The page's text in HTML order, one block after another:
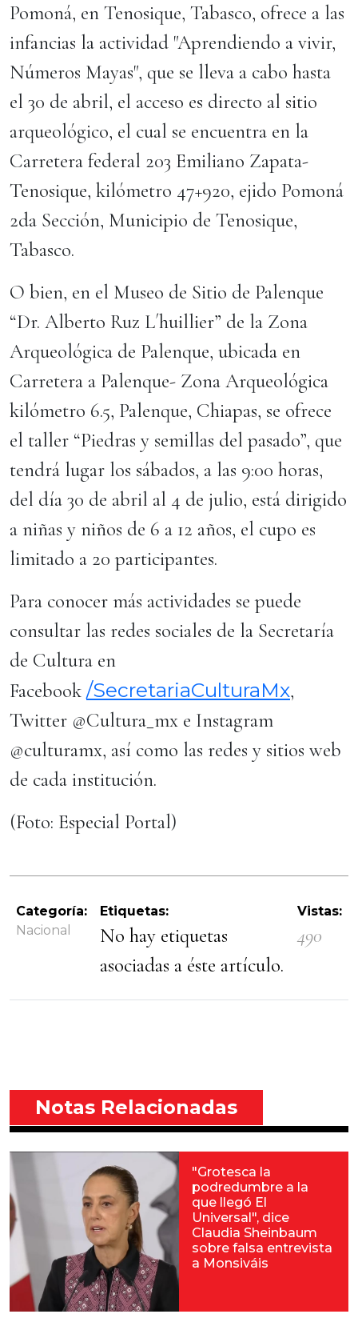
Pomoná, en Tenosique, Tabasco, ofrece a las
infancias la actividad "Aprendiendo a vivir,
Números Mayas", que se lleva a cabo hasta
el 30 de abril, el acceso es directo al sitio
arqueológico, el cual se encuentra en la
Carretera federal 203 Emiliano Zapata-
Tenosique, kilómetro 47+920, ejido Pomoná
2da Sección, Municipio de Tenosique,
Tabasco.
O bien, en el Museo de Sitio de Palenque
“Dr. Alberto Ruz L´huillier” de la Zona
Arqueológica de Palenque, ubicada en
Carretera a Palenque- Zona Arqueológica
kilómetro 6.5, Palenque, Chiapas, se ofrece
el taller “Piedras y semillas del pasado”, que
tendrá lugar los sábados, a las 9:00 horas,
del día 30 de abril al 4 de julio, está dirigido
a niñas y niños de 6 a 12 años, el cupo es
limitado a 20 participantes.
Para conocer más actividades se puede
consultar las redes sociales de la Secretaría
de Cultura en
Facebook/SecretariaCulturaMx,
Twitter @Cultura_mx e Instagram
@culturamx, así como las redes y sitios web
de cada institución.
(Foto: Especial Portal)
Categoría:
Nacional
Etiquetas:
No hay etiquetas
asociadas a éste artículo.
Vistas:
490
Notas Relacionadas
"Grotesca la
podredumbre a la
que llegó El
Universal", dice
Claudia Sheinbaum
sobre falsa entrevista
a Monsiváis